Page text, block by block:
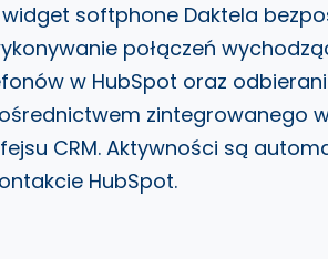
softphone Daktela
połączeń
w HubSpot oraz
zintegrowanego
CRM. Aktywności są
HubSpot.